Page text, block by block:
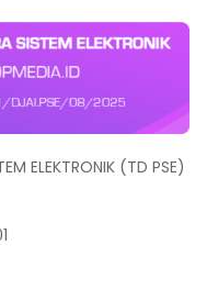
ELEKTRONIK (TD PSE)